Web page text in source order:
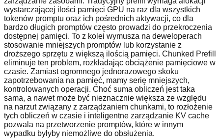
wystarczającej ilości pamięci GPU na raz dla wszystkich
tokenów promptu oraz ich pośrednich aktywacji, co dla
bardzo długich promptów często prowadzi do przekroczenia
dostępnej pamięci. To z kolei wymusza na deweloperach
stosowanie mniejszych promptów lub korzystanie z
droższego sprzętu z większą ilością pamięci. Chunked Prefill
eliminuje ten problem, rozkładając obciążenie pamięciowe w
czasie. Zamiast ogromnego jednorazowego skoku
zapotrzebowania na pamięć, mamy serię mniejszych,
kontrolowanych operacji. Choć suma obliczeń jest taka
sama, a nawet może być nieznacznie większa ze względu
na narzut związany z zarządzaniem chunkami, to rozłożenie
tych obliczeń w czasie i inteligentne zarządzanie KV cache
pozwala na przetworzenie promptów, które w innym
wypadku byłyby niemożliwe do obsłużenia.